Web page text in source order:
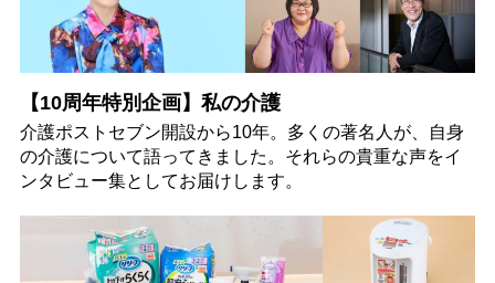
【10周年特別企画】私の介護
介護ポストセブン開設から10年。多くの著名人が、自身
の介護について語ってきました。それらの貴重な声をイ
ンタビュー集としてお届けします。